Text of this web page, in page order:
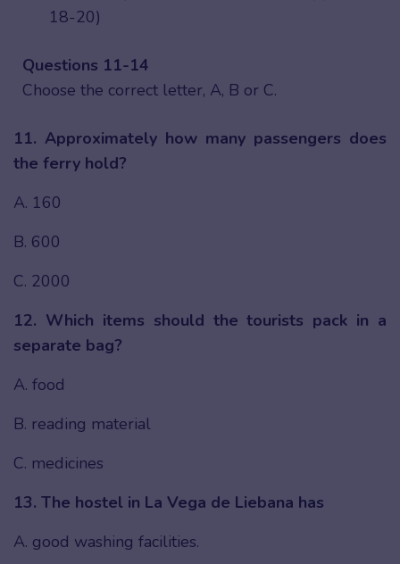
18-20)
Questions 11-14
Choose the correct letter, A, B or C.
11. Approximately how many passengers does
the ferry hold?
A. 160
B. 600
C. 2000
12. Which items should the tourists pack in a
separate bag?
A. food
B. reading material
C. medicines
13. The hostel in La Vega de Liebana has
A. good washing facilities.